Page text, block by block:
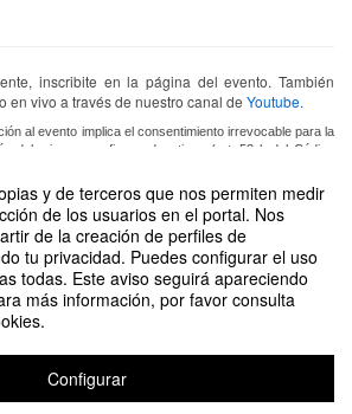
y de terceros que nos permiten medir
de los usuarios en el portal. Nos
de la creación de perfiles de
tu privacidad. Puedes configurar el uso
todas. Este aviso seguirá apareciendo
más información, por favor consulta
Configurar
inscribite en la página del evento. También
en vivo a través de nuestro canal de Youtube.
al evento implica el consentimiento irrevocable para la
del mismo con fines educativos (art. 53 b del Código
PONIENDO EL SIGUIENTE CÓDIGO